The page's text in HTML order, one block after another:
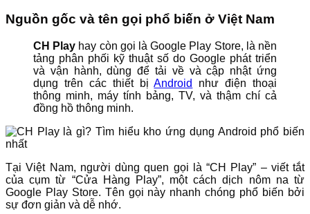
Nguồn gốc và tên gọi phổ biến ở Việt Nam
CH Play hay còn gọi là Google Play Store, là nền
tảng phân phối kỹ thuật số do Google phát triển
và vận hành, dùng để tải về và cập nhật ứng
dụng trên các thiết bịAndroid
như điện thoại
thông minh, máy tính bảng, TV, và thậm chí cả
đồng hồ thông minh.
Tại Việt Nam, người dùng quen gọi là “CH Play” – viết tắt
của cụm từ “Cửa Hàng Play”, một cách dịch nôm na từ
Google Play Store. Tên gọi này nhanh chóng phổ biến bởi
sự đơn giản và dễ nhớ.